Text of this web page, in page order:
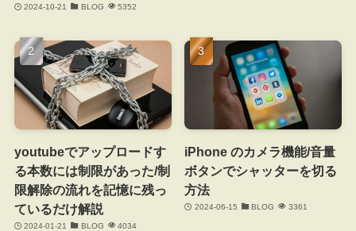
2024-10-21 BLOG 5352
youtubeでアップロードす
る本数には制限があった/制
限解除の流れを記憶に残っ
ているだけ解説
2024-01-21 BLOG 4034
iPhone のカメラ機能/音量
ボタンでシャッターを切る
方法
2024-06-15 BLOG 3361